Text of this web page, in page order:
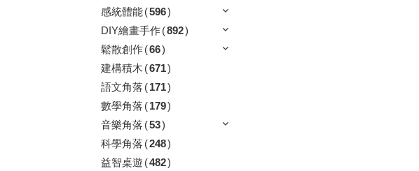
感統體能(596)
DIY繪畫手作(892)
鬆散創作(66)
建構積木 (671)
語文角落 (171)
數學角落 (179)
音樂角落 (53)
科學角落 (248)
益智桌遊 (482)